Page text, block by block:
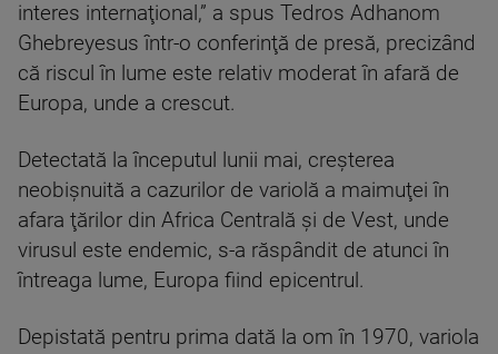
interes internaţional,” a spus Tedros Adhanom
Ghebreyesus într-o conferinţă de presă, precizând
că riscul în lume este relativ moderat în afară de
Europa, unde a crescut.
Detectată la începutul lunii mai, creşterea
neobişnuită a cazurilor de variolă a maimuţei în
afara ţărilor din Africa Centrală şi de Vest, unde
virusul este endemic, s-a răspândit de atunci în
întreaga lume, Europa fiind epicentrul.
Depistată pentru prima dată la om în 1970, variola